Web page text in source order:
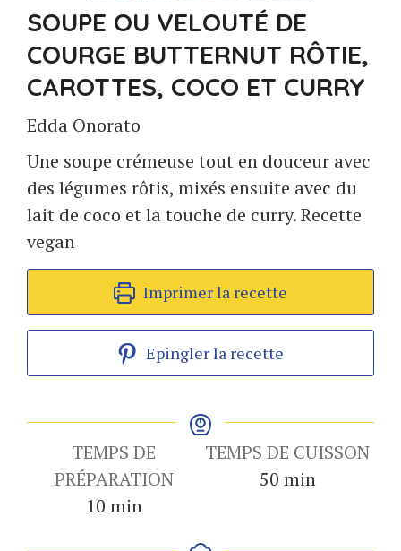
SOUPE OU VELOUTÉ DE
COURGE BUTTERNUT RÔTIE,
CAROTTES, COCO ET CURRY
Edda Onorato
Une soupe crémeuse tout en douceur avec
des légumes rôtis, mixés ensuite avec du
lait de coco et la touche de curry. Recette
vegan
Imprimer la recette
Epingler la recette
TEMPS DE
PRÉPARATION
10minutes
min
TEMPS DE CUISSON
50minutes
min